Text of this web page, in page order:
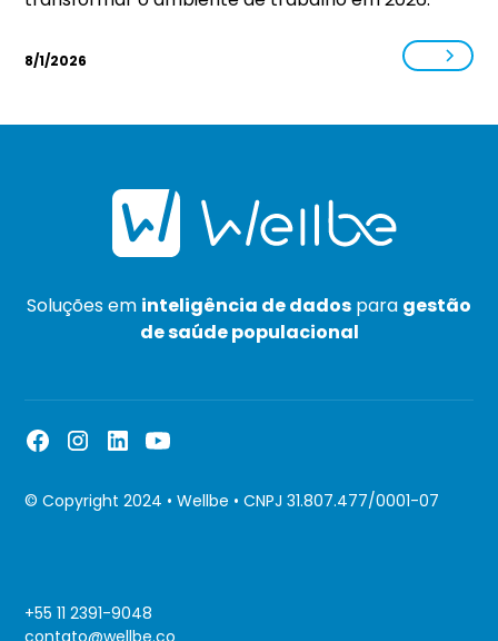
8/1/2026
Soluções em inteligência de dados para gestão
de saúde populacional
© Copyright 2024 • Wellbe • CNPJ 31.807.477/0001-07
+55 11 2391-9048